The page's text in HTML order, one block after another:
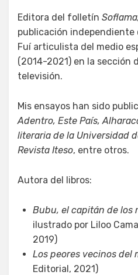
Editora del folletín
publicación independiente
Fuí articulista del medio
(2014-2021) en la sección
televisión.
Mis ensayos han sido
Adentro, Este País,
literaria de la Universidad
Revista Iteso, entre otros.
Autora del libros:
Bubu, el capitán de los
ilustrado por Liloo
2019)
Los peores vecinos del
Editorial, 2021)